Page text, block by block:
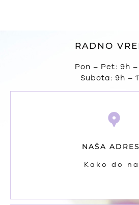
RADNO
Pon – Pet: 9h –
Subota: 9h –
NAŠA
Kako do